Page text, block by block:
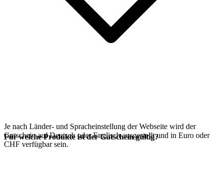
Je nach Länder- und Spracheinstellung der Webseite wird der
Gutschein auf Deutsch oder Englisch ausgestellt und in Euro oder
CHF verfügbar sein.
Für welche Produkte ist der Gutschein gültig?